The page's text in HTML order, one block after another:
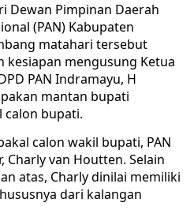
Dewan Pimpinan Daerah
(PAN) Kabupaten
matahari tersebut
kesiapan mengusung Ketua
PAN Indramayu, H
mantan bupati
calon bupati.
calon wakil bupati, PAN
van Houtten. Selain
atas, Charly dinilai memiliki
dari kalangan